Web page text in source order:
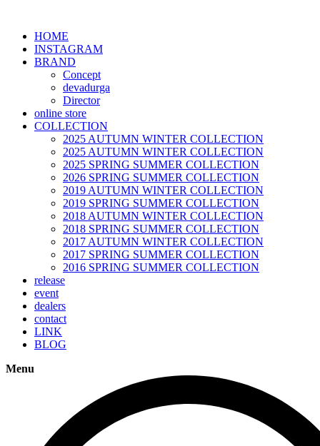
HOME
INSTAGRAM
BRAND
Concept
devadurga
Director
online store
COLLECTION
2025 AUTUMN WINTER COLLECTION
2025 AUTUMN WINTER COLLECTION
2025 SPRING SUMMER COLLECTION
2026 SPRING SUMMER COLLECTION
2019 AUTUMN WINTER COLLECTION
2019 SPRING SUMMER COLLECTION
2018 AUTUMN WINTER COLLECTION
2018 SPRING SUMMER COLLECTION
2017 AUTUMN WINTER COLLECTION
2017 SPRING SUMMER COLLECTION
2016 SPRING SUMMER COLLECTION
release
event
dealers
contact
LINK
BLOG
Menu